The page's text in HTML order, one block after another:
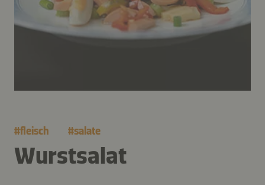
#fleisch #salate
Wurstsalat